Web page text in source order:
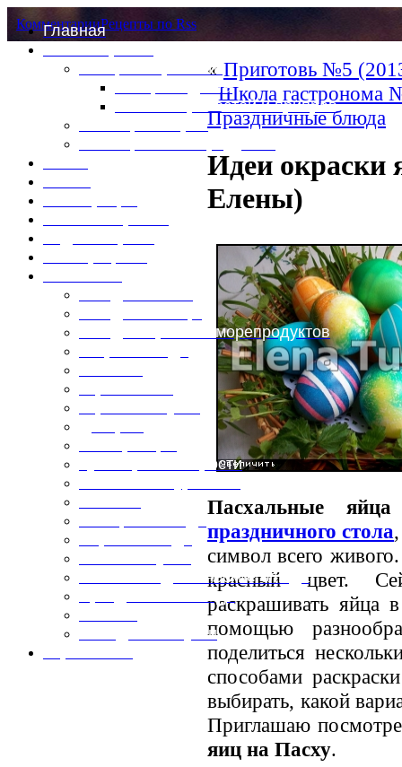
Главная
Специи и пряности
Специи и диета
Каталог пряностей и приправ
Таблица калорий
Блюда из рыбы и морепродуктов
Кулинарные хитрости
Постные и диетические блюда
Праздничные блюда
Холодные закуски
КомментарииРецепты по Rss
«Приготовь №5
Школа гастронома
Праздничные блюда
Идеи окраски
Елены)
Пасхальные яйца
праздничного стола
символ всего
красный цвет.
раскрашивать яйца
помощью
поделиться
способами
выбирать, какой
Приглашаю
яиц на Пасху.